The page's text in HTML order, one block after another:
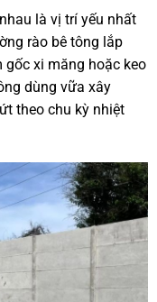
là vị trí yếu nhất
rào bê tông lắp
gốc xi măng hoặc keo
dùng vữa xây
theo chu kỳ nhiệt